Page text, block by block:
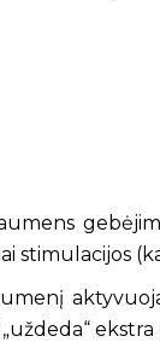
stimulacijos